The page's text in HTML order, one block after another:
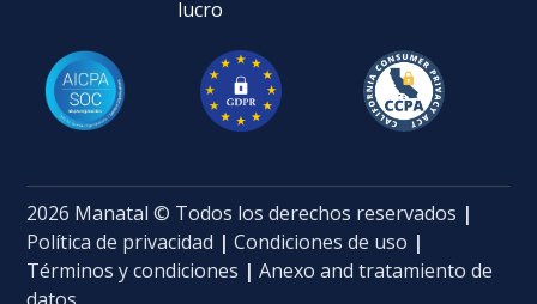
lucro
2026 Manatal © Todos los derechos reservados |
Política de privacidad |Condiciones de uso |
Términos y condiciones | Anexo and tratamiento de